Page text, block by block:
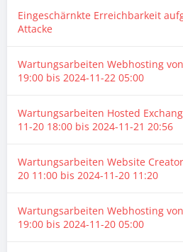
Eingeschärnkte Erreichbarkeit
Attacke
Wartungsarbeiten Webhosting von
19:00 bis 2024-11-22 05:00
Wartungsarbeiten Hosted
11-20 18:00 bis 2024-11-21 20:56
Wartungsarbeiten Website
20 11:00 bis 2024-11-20 11:20
Wartungsarbeiten Webhosting von
19:00 bis 2024-11-20 05:00